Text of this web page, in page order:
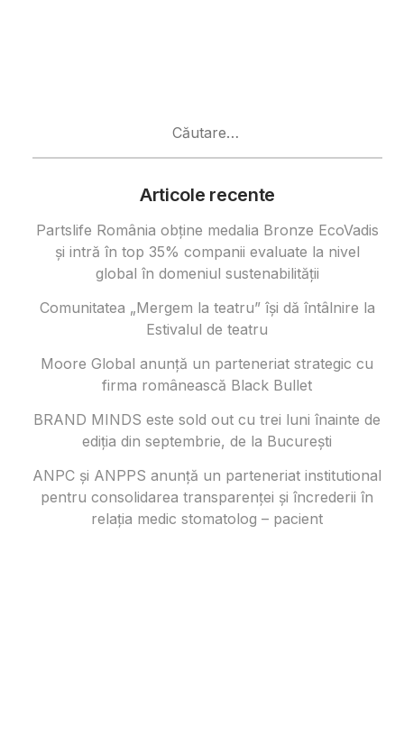
Articole recente
Partslife România obține medalia Bronze EcoVadis
și intră în top 35% companii evaluate la nivel
global în domeniul sustenabilității
Comunitatea „Mergem la teatru” își dă întâlnire la
Estivalul de teatru
Moore Global anunță un parteneriat strategic cu
firma românească Black Bullet
BRAND MINDS este sold out cu trei luni înainte de
ediția din septembrie, de la București
ANPC și ANPPS anunță un parteneriat institutional
pentru consolidarea transparenței și încrederii în
relația medic stomatolog – pacient